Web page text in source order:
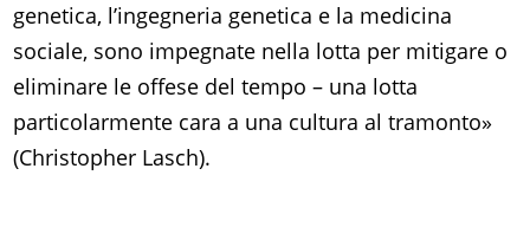
genetica, l’ingegneria genetica e la medicina
sociale, sono impegnate nella lotta per mitigare o
eliminare le offese del tempo – una lotta
particolarmente cara a una cultura al tramonto»
(Christopher Lasch).